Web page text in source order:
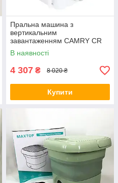
Пральна машина з
вертикальним
завантаженням CAMRY CR
8054 портативна переносна
пралка до 3кг RY-65
В наявності
4 307 ₴ 8 020 ₴
Купити